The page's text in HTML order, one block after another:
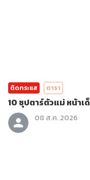
ติดกระแส ดารา
10 ซุปตาร์ตัวแม่ หน้าเ
08 ส.ค. 2026